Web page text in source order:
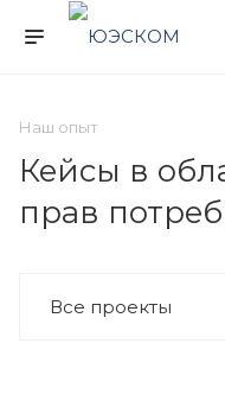
Наш опыт
Кейсы в
прав
Все проекты